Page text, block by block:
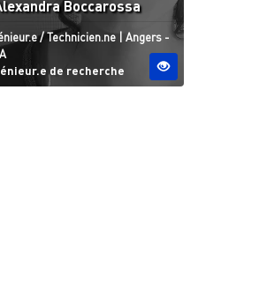
Boccarossa
/ Technicien.ne Site ESO
Angers -
de recherche